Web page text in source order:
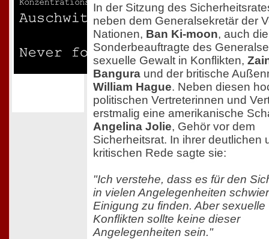
In der Sitzung des
neben dem Generalsekretär der
Nationen, Ban Ki-moon, auch die
Sonderbeauftragte des
sexuelle Gewalt in Konflikten,
Bangura und der britische
William Hague. Neben diesen
politischen Vertreterinnen und
erstmalig eine amerikanische
Angelina Jolie, Gehör vor dem
Sicherheitsrat. In ihrer deutlichen
kritischen Rede sagte sie:
"Ich verstehe, dass es für den
in vielen Angelegenheiten
Einigung zu finden. Aber sexuelle
Konflikten sollte keine dieser
Angelegenheiten sein."